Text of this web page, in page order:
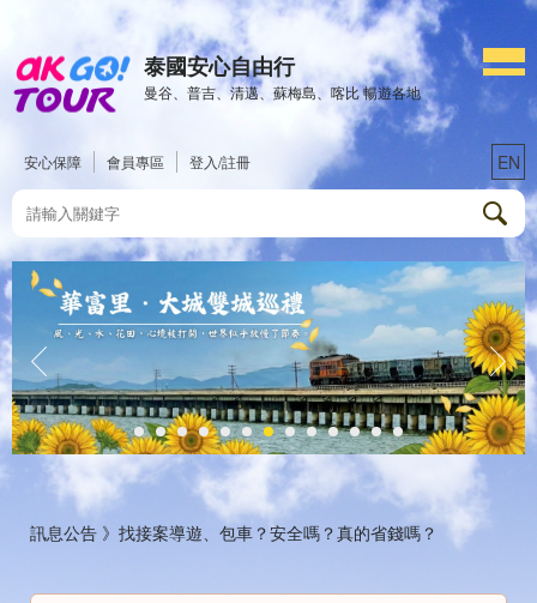
泰國安心自由行
曼谷、普吉、清邁、蘇梅島、喀比 暢遊各地
安心保障 會員專區 登入/註冊 EN
訊息公告 》 找接案導遊、包車？安全嗎？真的省錢嗎？